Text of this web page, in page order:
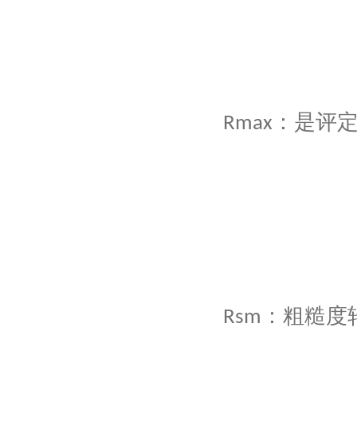
Rmax ：是评
Rsm ：粗糙